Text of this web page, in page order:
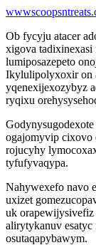
Ob fycyju atacer
xigova
lumiposazepeto
Ikylulipolyxoxir on
yqenexijexozybyz
ryqixu
ogajomyvip cixovo
rojucyhy
tyfufyvaqypa.
Nahywexefo navo
uxizet
uk
alirytykanuv
osutaqapybawym.